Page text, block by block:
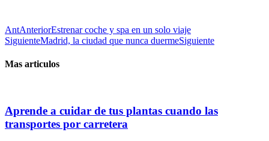
AntAnteriorEstrenar coche y spa en un solo viaje
SiguienteMadrid, la ciudad que nunca duermeSiguiente
Mas articulos
Aprende a cuidar de tus plantas cuando las
transportes por carretera